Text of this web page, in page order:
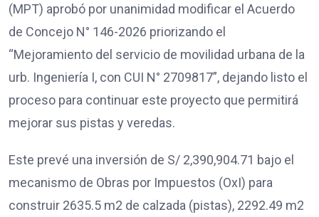
(MPT) aprobó por unanimidad modificar el Acuerdo
de Concejo N° 146-2026 priorizando el
“Mejoramiento del servicio de movilidad urbana de la
urb. Ingeniería I, con CUI N° 2709817”, dejando listo el
proceso para continuar este proyecto que permitirá
mejorar sus pistas y veredas.
Este prevé una inversión de S/ 2,390,904.71 bajo el
mecanismo de Obras por Impuestos (OxI) para
construir 2635.5 m2 de calzada (pistas), 2292.49 m2